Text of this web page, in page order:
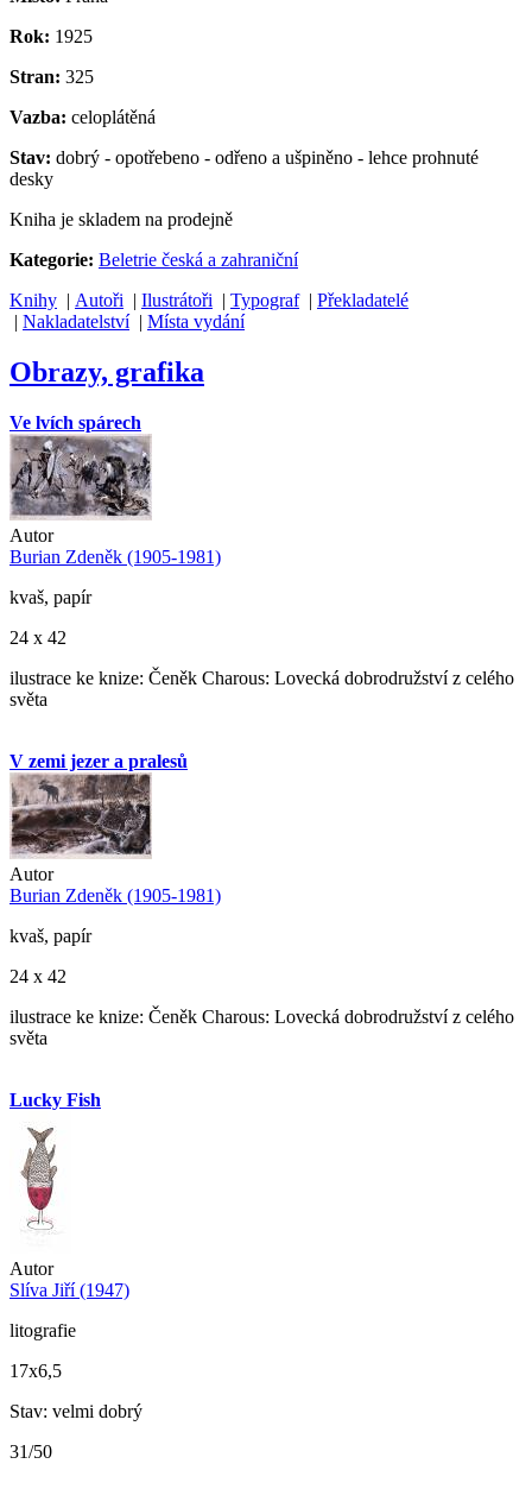
Rok: 1925
Stran: 325
Vazba: celoplátěná
Stav: dobrý - opotřebeno - odřeno a ušpiněno - lehce prohnuté
desky
Kniha je skladem na prodejně
Kategorie: Beletrie česká a zahraniční
Knihy | Autoři | Ilustrátoři | Typograf| Překladatelé
| Nakladatelství| Místa vydání
Obrazy, grafika
Ve lvích spárech
Autor
Burian Zdeněk (1905-1981)
kvaš, papír
24 x 42
ilustrace ke knize: Čeněk Charous: Lovecká dobrodružství z celého
světa
V zemi jezer a pralesů
Autor
Burian Zdeněk (1905-1981)
kvaš, papír
24 x 42
ilustrace ke knize: Čeněk Charous: Lovecká dobrodružství z celého
světa
Lucky Fish
Autor
Slíva Jiří (1947)
litografie
17x6,5
Stav: velmi dobrý
31/50